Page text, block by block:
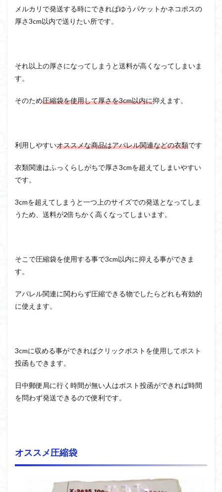
メルカリで発送する時にできればゆうパケットかネコポスの
厚さ3cm以内で送りたい所です。
それ以上の厚さになってしまうと送料が高くなってしまいま
す。
そのため圧縮袋を使用して厚さを3cm以内に抑えます。
利用しやすいオススメな商品はアパレル関連などの衣類です
衣類関連はふっくらしがちで厚さ3cmを超えてしまいやすい
です。
3cmを超えてしまうと一つ上のサイズでの発送となってしま
うため、送料が2倍ちかく高くなってしまいます。
そこで圧縮袋を使用する事で3cm以内に抑える事ができま
す。
アパレル関連に関わらず圧縮できる物でしたらどれも有効的
に使えます。
3cmに収める事ができればクリックポストを使用してポスト
投函もできます。
日中郵便局に行く時間が無い人はポスト投函ができれば時間
を問わず発送できるので便利です。
オススメ圧縮袋